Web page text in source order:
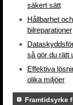
säkert sätt
Hållbarhet
bilreparationer
så gör du rätt
Effektiva
olika miljöer
Framtidsyrke